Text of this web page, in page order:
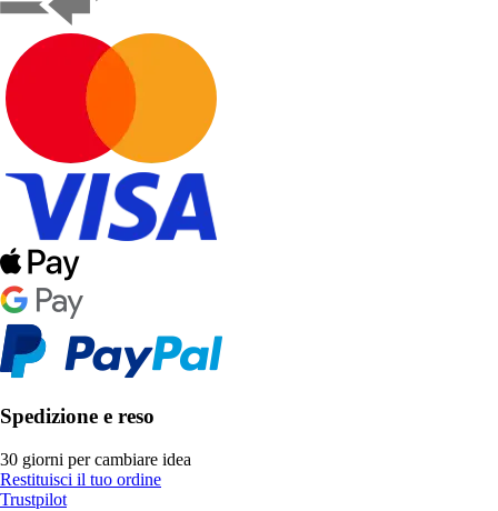
Spedizione e reso
30 giorni per cambiare idea
Restituisci il tuo ordine
Trustpilot